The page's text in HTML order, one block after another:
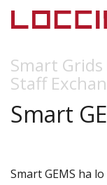
Smart
Staff
Smart
Smart GEMS ha